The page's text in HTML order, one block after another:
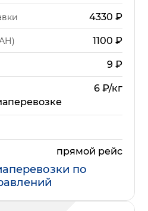
4330 ₽
1100 ₽
9 ₽
6 ₽/кг
прямой рейс
по